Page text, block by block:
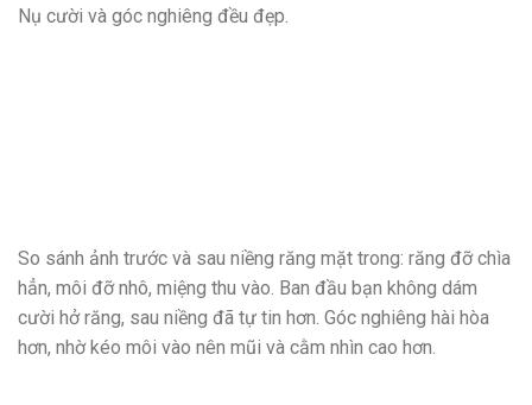
Nụ cười và góc nghiêng đều đẹp.
So sánh ảnh trước và sau niềng răng mặt trong: răng đỡ chìa
hẳn, môi đỡ nhô, miệng thu vào. Ban đầu bạn không dám
cười hở răng, sau niềng đã tự tin hơn. Góc nghiêng hài hòa
hơn, nhờ kéo môi vào nên mũi và cằm nhìn cao hơn.